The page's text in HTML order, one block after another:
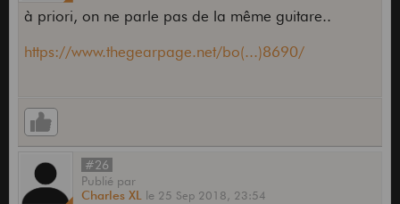
à priori, on ne parle pas de la même guitare..
https://www.thegearpage.net/bo(...)8690/
#26
Publié par
Charles XL le 25 Sep 2018, 23:54